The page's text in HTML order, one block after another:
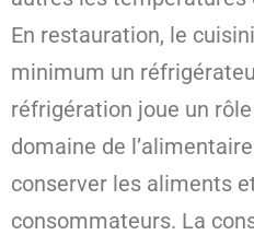
En restauration, le
minimum un
réfrigération joue un
domaine de
conserver les aliments
consommateurs. La